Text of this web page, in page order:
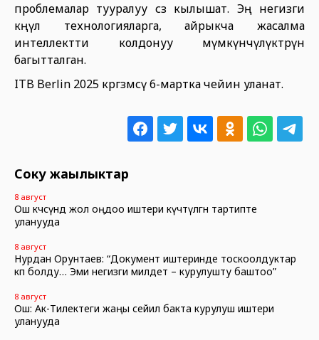
проблемалар тууралуу сөз кылышат. Эң негизги
көңүл технологияларга, айрыкча жасалма
интеллектти колдонуу мүмкүнчүлүктөрүнө
багытталган.
ITB Berlin 2025 көргөзмөсү 6-мартка чейин уланат.
Соңку жаңылыктар
8 август
Ош көчөсүндө жол оңдоо иштери күчөтүлгөн тартипте
уланууда
8 август
Нурдан Орунтаев: “Документ иштеринде тоскоолдуктар
көп болду… Эми негизги милдет – курулушту баштоо”
8 август
Ош: Ак-Тилектеги жаңы сейил бакта курулуш иштери
уланууда